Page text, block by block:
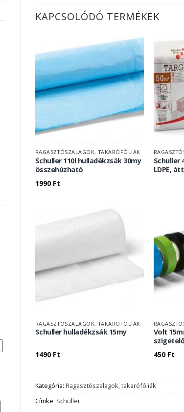
KAPCSOLÓDÓ TERMÉKEK
RAGASZTÓSZALAGOK, TAKARÓFÓLIÁK
Schuller 110l hulladékzsák 30my
összehúzható
1990 Ft
Schuller
LDPE,
RAGASZTÓSZALAGOK, TAKARÓFÓLIÁK
Schuller hulladékzsák 15my
1490 Ft
Volt
450 Ft
Kategória: Ragasztószalagok, takarófóliák
Címke: Schuller